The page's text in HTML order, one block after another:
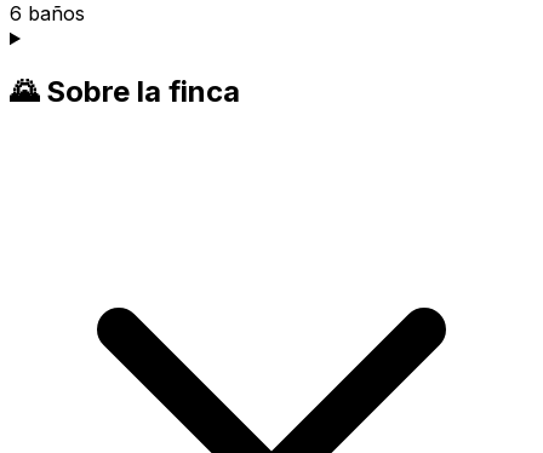
6 baños
🌄 Sobre la finca